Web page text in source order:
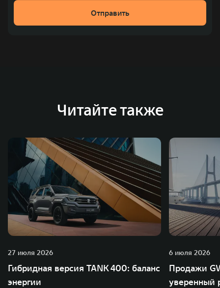
рублей). С 1998 года Great Wall Motor занимает первое
место по объёмам продаж пикапов в Китае. На
зарубежных – в России, Таиланде, Бразилии и Индии, а
Отправить
Читайте также
27 июля 2026
Гибридная версия TANK 400: баланс
энергии
6 июля 2026
Продажи
уверенный